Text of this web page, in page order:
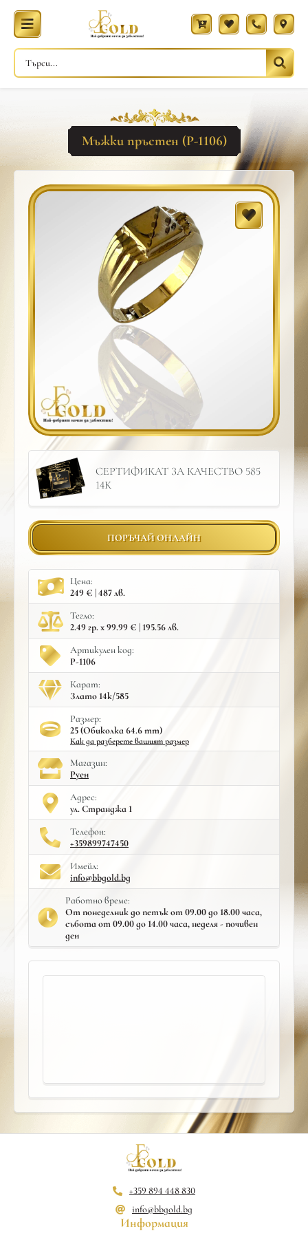
Мъжки пръстен (Р-1106)
СЕРТИФИКАТ ЗА КАЧЕСТВО 585
14К
ПОРЪЧАЙ ОНЛАЙН
Цена:
249 € | 487 лв.
Тегло:
2.49 гр. x 99.99 € | 195.56 лв.
Артикулен код:
Р-1106
Карат:
Злато 14к/585
Размер:
25 (Обиколка 64.6 mm)
Как да разберете вашият размер
Mагазин:
Руен
Адрес:
ул. Странджа 1
Телефон:
+359899747450
Имейл:
info@bbgold.bg
Работно време:
От понеделник до петък от 09.00 до 18.00 часа,
събота от 09.00 до 14.00 часа, неделя - почивен
ден
+359 894 448 830
info@bbgold.bg
Информация